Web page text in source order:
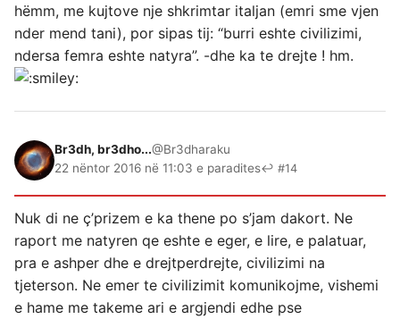
hëmm, me kujtove nje shkrimtar italjan (emri sme vjen
nder mend tani), por sipas tij: “burri eshte civilizimi,
ndersa femra eshte natyra”. -dhe ka te drejte ! hm.
Br3dh, br3dho...@Br3dharaku
22 nëntor 2016 në 11:03 e paradites↩ #14
Nuk di ne ç’prizem e ka thene po s’jam dakort. Ne
raport me natyren qe eshte e eger, e lire, e palatuar,
pra e ashper dhe e drejtperdrejte, civilizimi na
tjeterson. Ne emer te civilizimit komunikojme, vishemi
e hame me takeme ari e argjendi edhe pse